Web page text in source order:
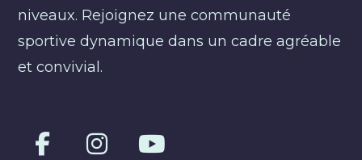
niveaux. Rejoignez une communauté
sportive dynamique dans un cadre agréable
et convivial.